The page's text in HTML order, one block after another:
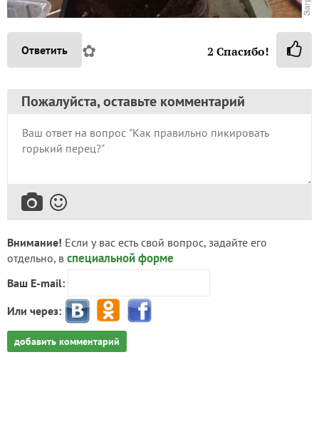
Ответить ✿ 2 Спасибо!
Пожалуйста, оставьте комментарий
Внимание! Если у вас есть свой вопрос, задайте его
отдельно, в специальной форме
Ваш E-mail:
Или через:
добавить комментарий